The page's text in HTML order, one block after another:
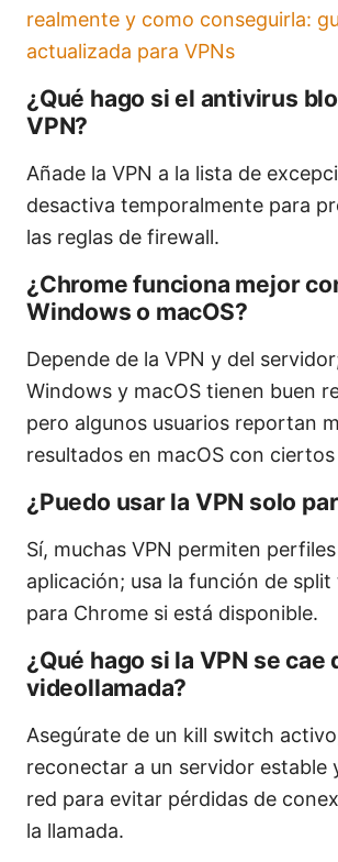
realmente y como conseguirla:
actualizada para VPNs
¿Qué hago si el antivirus
VPN?
Añade la VPN a la lista de
desactiva temporalmente para
las reglas de firewall.
¿Chrome funciona mejor
Windows o macOS?
Depende de la VPN y del
Windows y macOS tienen buen
pero algunos usuarios reportan
resultados en macOS con
¿Puedo usar la VPN solo
Sí, muchas VPN permiten
aplicación; usa la función de split
para Chrome si está disponible.
¿Qué hago si la VPN se cae
videollamada?
Asegúrate de un kill switch
reconectar a un servidor estable
red para evitar pérdidas de
la llamada.